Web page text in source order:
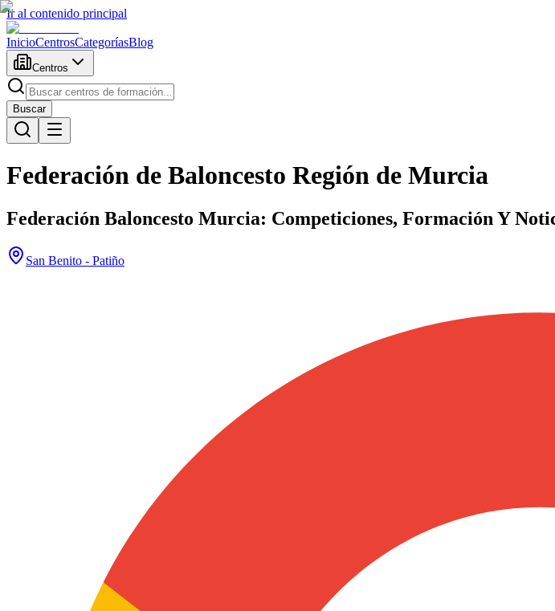
Ir al contenido principal
InicioCentrosCategoríasBlog
Centros
Buscar
Federación de Baloncesto Región de Murcia
Federación Baloncesto Murcia: Competiciones, Formación Y
San Benito - Patiño